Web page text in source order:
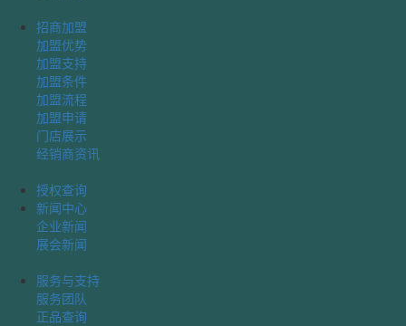
招商加盟
加盟优势
加盟支持
加盟条件
加盟流程
加盟申请
门店展示
经销商资讯
授权查询
新闻中心
企业新闻
展会新闻
服务与支持
服务团队
正品查询